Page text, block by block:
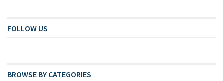
FOLLOW US
BROWSE BY CATEGORIES